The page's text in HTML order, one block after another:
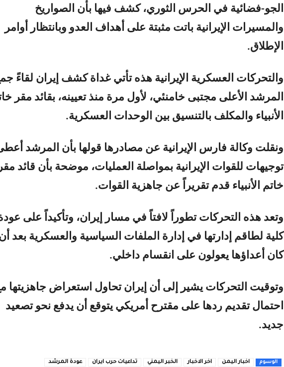
الجو-فضائية في الحرس الثوري، كشف فيها بأن الصواريخ
والمسيرات الإيرانية باتت مثبتة على أهداف العدو وبانتظار أوامر
الإطلاق.
والتحركات العسكرية الإيرانية هذه تأتي غداة كشف إيران لقاءً
المرشد الأعلى مجتبى خامنئي، لأول مرة منذ تعيينه، بقائد مقر
الأنبياء والمكلف بالتنسيق بين الوحدات العسكرية.
ونقلت وكالة فارس الإيرانية عن مصادرها قولها بأن المرشد
توجيهات للقوات الإيرانية بمواصلة العمليات، موضحة بأن قائد
خاتم الأنبياء قدم تقريراً عن جاهزية القوات.
وتعد هذه التحركات تطوراً لافتاً في مسار إيران، وتأكيداً على
كلية لطاقم إدارتها في إدارة الملفات السياسية والعسكرية بعد
كان أعداؤها يعولون على انقسام داخلي.
وتوقيت التحركات يشير إلى أن إيران تحاول استعراض جاهزيتها
احتمال تقديم ردها على مقترح أمريكي يتوقع أن يدفع نحو تصعيد
جديد.
الوسوم اخبار اليمن اخر الاخبار الخبر اليمني تداعيات حرب ايران عودة المرشد